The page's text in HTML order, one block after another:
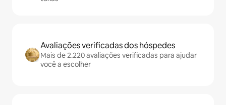
Avaliações verificadas dos hóspedes
Mais de 2.220 avaliações verificadas para ajudar
você a escolher